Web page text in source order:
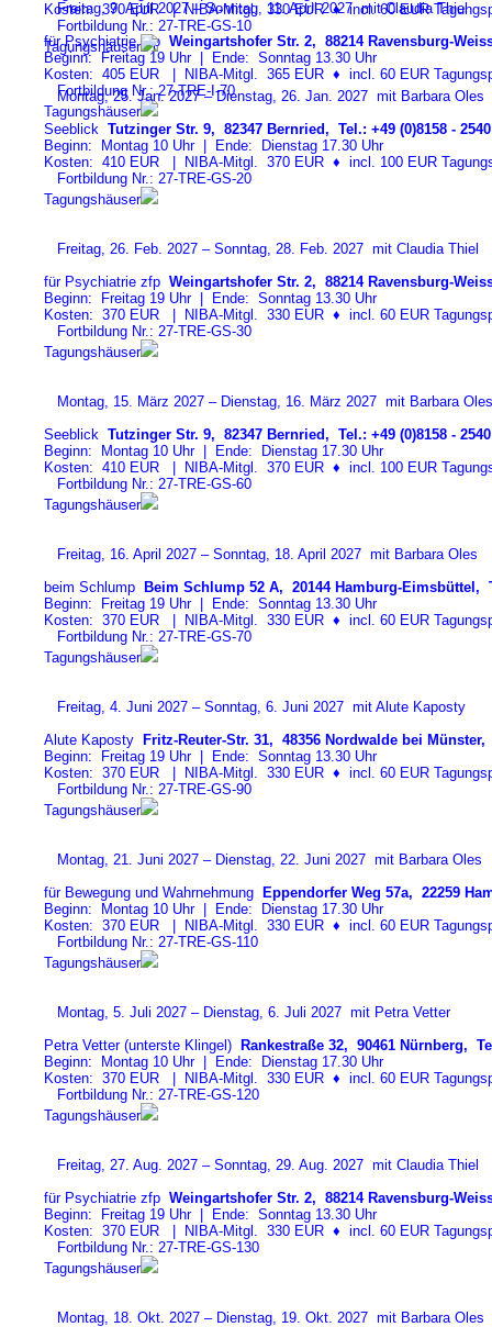
Freitag, 9. April 2027 – Sonntag, 11. April 2027 mit Claudia Thiel
für Psychiatrie zfp Weingartshofer Str. 2, 88214 Ravensburg-
Beginn: Freitag 19 Uhr | Ende: Sonntag 13.30 Uhr
Kosten: 405 EUR | NIBA-Mitgl. 365 EUR ♦ incl. 60 EUR
Fortbildung Nr.: 27-TRE-I-70
Tagungshäuser
Kosten: 370 EUR | NIBA-Mitgl. 330 EUR♦incl. 60 EUR
Fortbildung Nr.: 27-TRE-GS-10
Tagungshäuser
Montag, 25. Jan. 2027 – Dienstag, 26. Jan. 2027 mit Barbara Oles
Seeblick Tutzinger Str. 9, 82347 Bernried, Tel.: +49 (0)8158 - 2540
Beginn: Montag 10 Uhr | Ende: Dienstag 17.30 Uhr
Kosten: 410 EUR | NIBA-Mitgl. 370 EUR ♦ incl. 100 EUR
Fortbildung Nr.: 27-TRE-GS-20
Tagungshäuser
Freitag, 26. Feb. 2027 – Sonntag, 28. Feb. 2027 mit Claudia Thiel
für Psychiatrie zfp Weingartshofer Str. 2, 88214 Ravensburg-
Beginn: Freitag 19 Uhr | Ende: Sonntag 13.30 Uhr
Kosten: 370 EUR | NIBA-Mitgl. 330 EUR ♦ incl. 60 EUR
Fortbildung Nr.: 27-TRE-GS-30
Tagungshäuser
Montag, 15. März 2027 – Dienstag, 16. März 2027 mit Barbara Oles
Seeblick Tutzinger Str. 9, 82347 Bernried, Tel.: +49 (0)8158 - 2540
Beginn: Montag 10 Uhr | Ende: Dienstag 17.30 Uhr
Kosten: 410 EUR | NIBA-Mitgl. 370 EUR ♦ incl. 100 EUR
Fortbildung Nr.: 27-TRE-GS-60
Tagungshäuser
Freitag, 16. April 2027 – Sonntag, 18. April 2027 mit Barbara Oles
beim Schlump
Beim Schlump 52 A, 20144 Hamburg-Eimsbüttel,
Beginn: Freitag 19 Uhr | Ende: Sonntag 13.30 Uhr
Kosten: 370 EUR | NIBA-Mitgl. 330 EUR ♦ incl. 60 EUR
Fortbildung Nr.: 27-TRE-GS-70
Tagungshäuser
Freitag, 4. Juni 2027 – Sonntag, 6. Juni 2027 mit Alute Kaposty
Alute Kaposty
Fritz-Reuter-Str. 31, 48356 Nordwalde bei Münster,
Beginn: Freitag 19 Uhr | Ende: Sonntag 13.30 Uhr
Kosten: 370 EUR | NIBA-Mitgl. 330 EUR ♦ incl. 60 EUR
Fortbildung Nr.: 27-TRE-GS-90
Tagungshäuser
Montag, 21. Juni 2027 – Dienstag, 22. Juni 2027 mit Barbara Oles
für Bewegung und Wahrnehmung
Eppendorfer Weg 57a, 22259
Beginn: Montag 10 Uhr | Ende: Dienstag 17.30 Uhr
Kosten: 370 EUR | NIBA-Mitgl. 330 EUR ♦ incl. 60 EUR
Fortbildung Nr.: 27-TRE-GS-110
Tagungshäuser
Montag, 5. Juli 2027 – Dienstag, 6. Juli 2027 mit Petra Vetter
Petra Vetter (unterste Klingel)
Rankestraße 32, 90461 Nürnberg,
Beginn: Montag 10 Uhr | Ende: Dienstag 17.30 Uhr
Kosten: 370 EUR | NIBA-Mitgl. 330 EUR ♦ incl. 60 EUR
Fortbildung Nr.: 27-TRE-GS-120
Tagungshäuser
Freitag, 27. Aug. 2027 – Sonntag, 29. Aug. 2027 mit Claudia Thiel
für Psychiatrie zfp Weingartshofer Str. 2, 88214 Ravensburg-
Beginn: Freitag 19 Uhr | Ende: Sonntag 13.30 Uhr
Kosten: 370 EUR | NIBA-Mitgl. 330 EUR ♦ incl. 60 EUR
Fortbildung Nr.: 27-TRE-GS-130
Tagungshäuser
Montag, 18. Okt. 2027 – Dienstag, 19. Okt. 2027 mit Barbara Oles